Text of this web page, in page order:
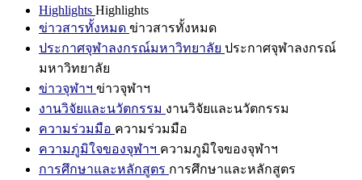
Highlights Highlights
ข่าวสารทั้งหมด ข่าวสารทั้งหมด
ประกาศจุฬาลงกรณ์มหาวิทยาลัย ประกาศจุฬาลงกรณ์
มหาวิทยาลัย
ข่าวจุฬาฯ ข่าวจุฬาฯ
งานวิจัยและนวัตกรรม งานวิจัยและนวัตกรรม
ความร่วมมือ ความร่วมมือ
ความภูมิใจของจุฬาฯ ความภูมิใจของจุฬาฯ
การศึกษาและหลักสูตร การศึกษาและหลักสูตร